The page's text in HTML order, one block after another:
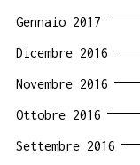
Gennaio 2017
Dicembre 2016
Novembre 2016
Ottobre 2016
Settembre 2016